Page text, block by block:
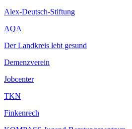
Alex-Deutsch-Stiftung
AQA
Der Landkreis lebt gesund
Demenzverein
Jobcenter
TKN
Finkenrech